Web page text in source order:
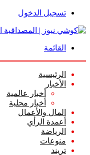
تسجيل الدخول
القائمة
الرئيسية
الأخبار
أخبار عالمية
أخبار محلية
المال والأعمال
أعمدة الرأي
الرياضة
منوعات
تريند